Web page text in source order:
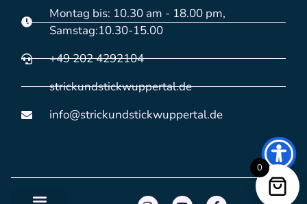
Montag bis: 10.30 am - 18.00 pm,
Samstag:10.30-15.00
+49 202 4292104
strickundstickwuppertal.de
info@strickundstickwuppertal.de
0